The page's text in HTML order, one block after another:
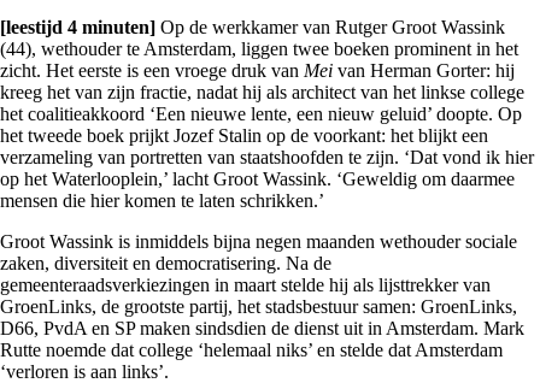
[leestijd 4 minuten] Op de werkkamer van Rutger Groot Wassink
(44), wethouder te Amsterdam, liggen twee boeken prominent in het
zicht. Het eerste is een vroege druk van Mei van Herman Gorter: hij
kreeg het van zijn fractie, nadat hij als architect van het linkse college
het coalitieakkoord ‘Een nieuwe lente, een nieuw geluid’ doopte. Op
het tweede boek prijkt Jozef Stalin op de voorkant: het blijkt een
verzameling van portretten van staatshoofden te zijn. ‘Dat vond ik hier
op het Waterlooplein,’ lacht Groot Wassink. ‘Geweldig om daarmee
mensen die hier komen te laten schrikken.’
Groot Wassink is inmiddels bijna negen maanden wethouder sociale
zaken, diversiteit en democratisering. Na de
gemeenteraadsverkiezingen in maart stelde hij als lijsttrekker van
GroenLinks, de grootste partij, het stadsbestuur samen: GroenLinks,
D66, PvdA en SP maken sindsdien de dienst uit in Amsterdam. Mark
Rutte noemde dat college ‘helemaal niks’ en stelde dat Amsterdam
‘verloren is aan links’.